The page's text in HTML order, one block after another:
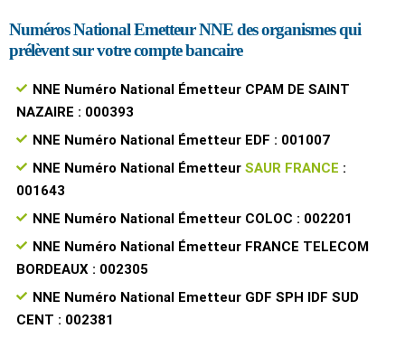
Numéros National Emetteur NNE des organismes qui
prélèvent sur votre compte bancaire
NNE Numéro National Émetteur CPAM DE SAINT
NAZAIRE : 000393
NNE Numéro National Émetteur EDF : 001007
NNE Numéro National Émetteur SAUR FRANCE :
001643
NNE Numéro National Émetteur COLOC : 002201
NNE Numéro National Émetteur FRANCE TELECOM
BORDEAUX : 002305
NNE Numéro National Emetteur GDF SPH IDF SUD
CENT : 002381